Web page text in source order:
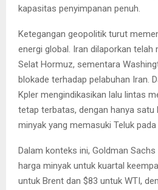
kapasitas penyimpanan penuh.
Ketegangan geopolitik turut
energi global. Iran dilaporkan
Selat Hormuz, sementara
blokade terhadap pelabuhan Iran.
Kpler mengindikasikan lalu lintas
tetap terbatas, dengan hanya satu
minyak yang memasuki Teluk pada
Dalam konteks ini, Goldman
harga minyak untuk kuartal
untuk Brent dan $83 untuk WTI,